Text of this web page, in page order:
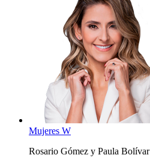
Mujeres W
Rosario Gómez y Paula Bolívar